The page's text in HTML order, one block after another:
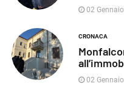
02
CRONACA
02